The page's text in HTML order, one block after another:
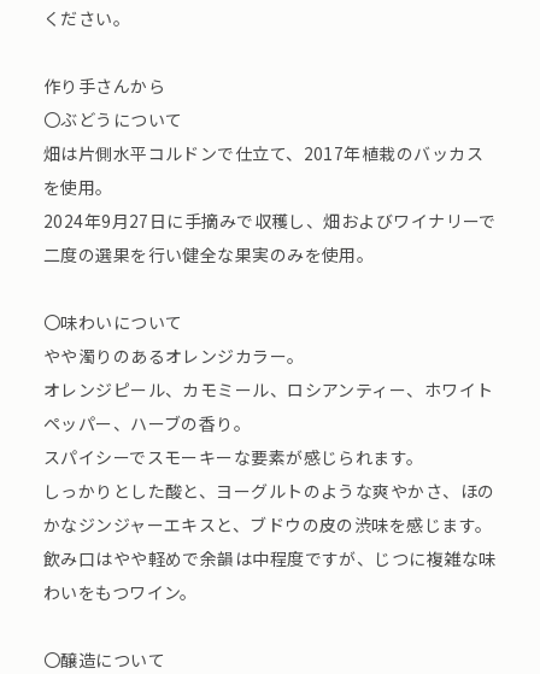
ください。
作り手さんから
〇ぶどうについて
畑は片側水平コルドンで仕立て、2017年植栽のバッカス
を使用。
2024年9月27日に手摘みで収穫し、畑およびワイナリーで
二度の選果を行い健全な果実のみを使用。
〇味わいについて
やや濁りのあるオレンジカラー。
オレンジピール、カモミール、ロシアンティー、ホワイト
ペッパー、ハーブの香り。
スパイシーでスモーキーな要素が感じられます。
しっかりとした酸と、ヨーグルトのような爽やかさ、ほの
かなジンジャーエキスと、ブドウの皮の渋味を感じます。
飲み口はやや軽めで余韻は中程度ですが、じつに複雑な味
わいをもつワイン。
〇醸造について